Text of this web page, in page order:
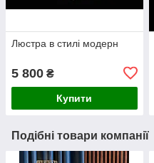
Люстра в стилі модерн
5 800 ₴
Купити
Подібні товари компанії